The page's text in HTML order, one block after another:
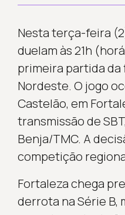
Nesta terça-feira
duelam às 21h
primeira partida da
Nordeste. O jogo
Castelão, em
transmissão de
Benja/TMC. A
competição
Fortaleza chega
derrota na Série B,